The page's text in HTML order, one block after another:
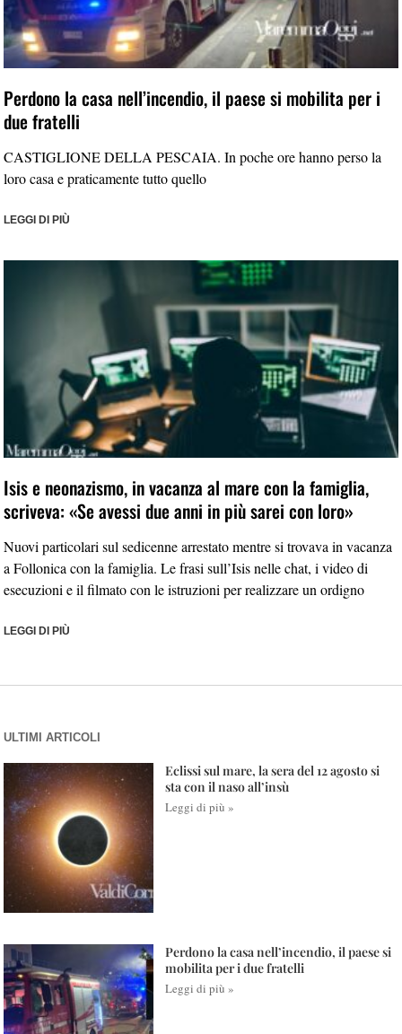
Perdono la casa nell’incendio, il paese si mobilita per i
due fratelli
CASTIGLIONE DELLA PESCAIA. In poche ore hanno perso la
loro casa e praticamente tutto quello
LEGGI DI PIÙ
Isis e neonazismo, in vacanza al mare con la famiglia,
scriveva: «Se avessi due anni in più sarei con loro»
Nuovi particolari sul sedicenne arrestato mentre si trovava in vacanza
a Follonica con la famiglia. Le frasi sull’Isis nelle chat, i video di
esecuzioni e il filmato con le istruzioni per realizzare un ordigno
LEGGI DI PIÙ
ULTIMI ARTICOLI
Eclissi sul mare, la sera del 12 agosto si
sta con il naso all’insù
Leggi di più »
Perdono la casa nell’incendio, il paese si
mobilita per i due fratelli
Leggi di più »